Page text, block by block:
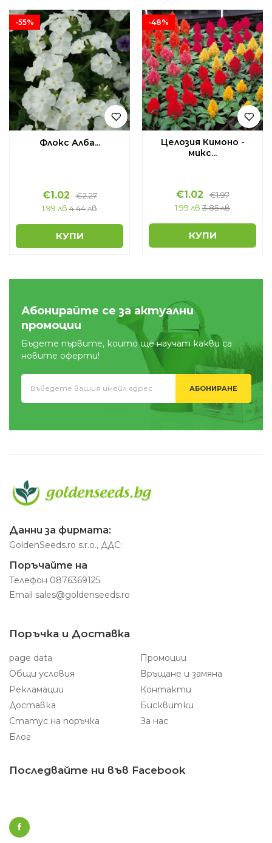
-55%
Флокс Алба...
€1.02 €2.27
1.99 лв 4.44 лв
КУПИ
-48%
Целозия Кимоно -
микс...
€1.02 €1.97
1.99 лв 3.85 лв
КУПИ
Абонирайте се за актуални
промоции
Бъдете първите, които ще научат какви са
новите оферти!
АБОНИРАНЕ
Данни за фирмата:
GoldenSeeds.ro s.r.o., ДДС:
Поръчайте на
Телефон 0876369125
Email sales@goldenseeds.ro
Поръчка и Доставка
page data
Промоции
Общи условия
Връщане и замяна
Рекламации
Контакти
Доставка
Бисквитки
Статус на поръчка
За нас
Блог
Последвайте ни във Facebook